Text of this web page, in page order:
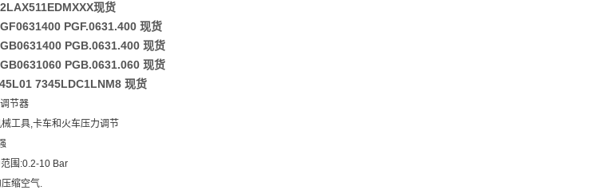
现货
PGF.0631.400 现货
PGB.0631.400 现货
PGB.0631.060 现货
7345LDC1LNM8 现货
节器
工具,卡车和火车压力调节
围:0.2-10 Bar
缩空气.